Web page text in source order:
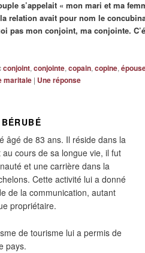
s’appelait « mon mari et ma
relation avait pour nom le
pas mon conjoint, ma conjointe.
conjoint, conjointe, copain, copine,
maritale | Uneréponse
âgé de 83 ans. Il réside dans la
cours de sa longue vie, il fut
et une carrière dans la
Cette activité lui a donné
de la communication, autant
propriétaire.
de tourisme lui a permis de
pays.